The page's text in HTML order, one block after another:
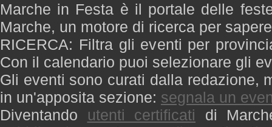
Marche in Festa è il portale delle
Marche, un motore di ricerca per
RICERCA: Filtra gli eventi per
Con il calendario puoi selezionare gli
Gli eventi sono curati dalla redazione,
in un'apposita sezione: segnala un
Diventando utenti certificati di